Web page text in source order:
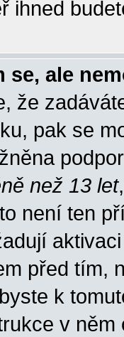
ihned
se, ale
že
pak se
než 13 let
není ten
před tím,
k
v